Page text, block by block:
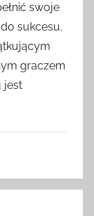
swoje
sukcesu.
graczem
jest